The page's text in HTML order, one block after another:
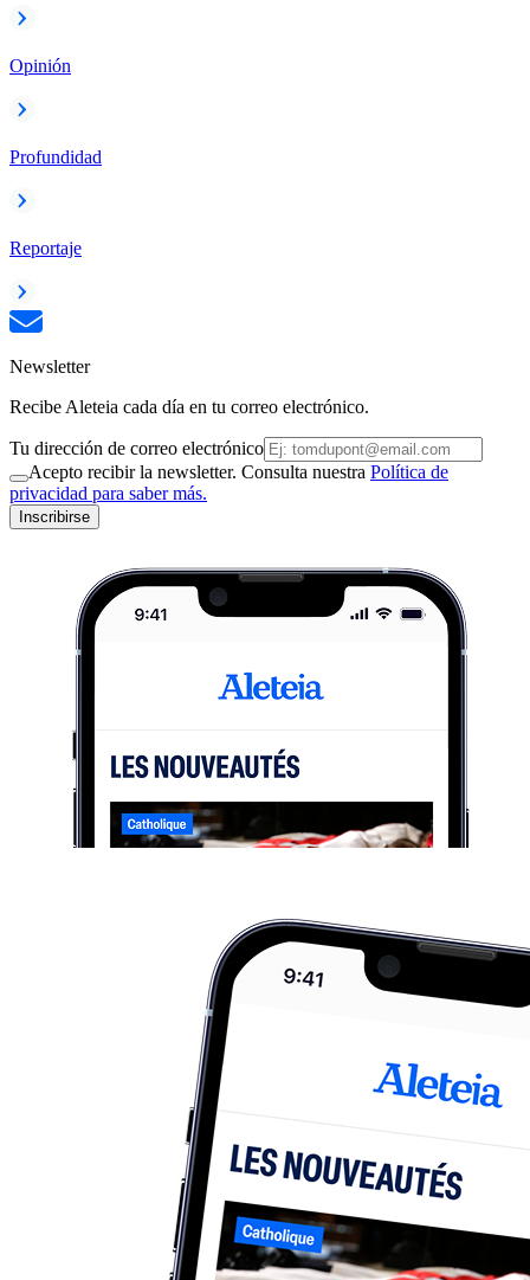
Opinión
Profundidad
Reportaje
Newsletter
Recibe Aleteia cada día en tu correo electrónico.
Tu dirección de correo electrónico
Acepto recibir la newsletter. Consulta nuestra Política de
privacidad para saber más.
Inscribirse